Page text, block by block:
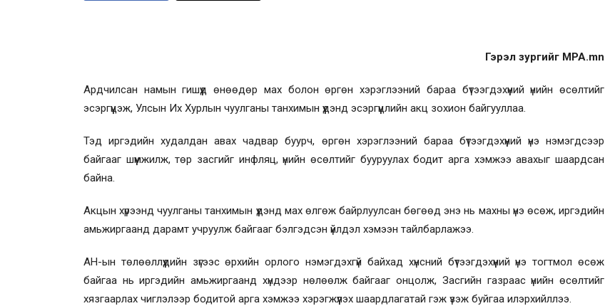
Гэрэл зургийг MPA.mn
Ардчилсан намын гишүүд өнөөдөр мах болон өргөн хэрэглээний бараа бүтээгдэхүүний үнийн өсөлтийг
эсэргүүцэж, Улсын Их Хурлын чуулганы танхимын үүдэнд эсэргүүцлийн акц зохион байгууллаа.
Тэд иргэдийн худалдан авах чадвар буурч, өргөн хэрэглээний бараа бүтээгдэхүүний үнэ нэмэгдсээр
байгааг шүүмжилж, төр засгийг инфляц, үнийн өсөлтийг бууруулах бодит арга хэмжээ авахыг шаардсан
байна.
Акцын хүрээнд чуулганы танхимын үүдэнд мах өлгөж байрлуулсан бөгөөд энэ нь махны үнэ өсөж, иргэдийн
амьжиргаанд дарамт учруулж байгааг бэлгэдсэн үйлдэл хэмээн тайлбарлажээ.
АН-ын төлөөллүүдийн зүгээс өрхийн орлого нэмэгдэхгүй байхад хүнсний бүтээгдэхүүний үнэ тогтмол өсөж
байгаа нь иргэдийн амьжиргаанд хүндээр нөлөөлж байгааг онцолж, Засгийн газраас үнийн өсөлтийг
хязгаарлах чиглэлээр бодитой арга хэмжээ хэрэгжүүлэх шаардлагатай гэж үзэж буйгаа илэрхийллээ.